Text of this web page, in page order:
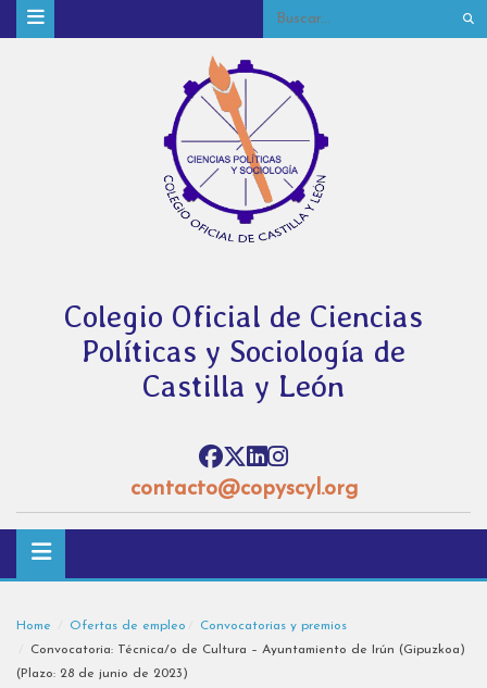
Colegio Oficial de Ciencias
Políticas y Sociología de
Castilla y León
contacto@copyscyl.org
Home Ofertas de empleo
Convocatorias y premios
Convocatoria: Técnica/o de Cultura – Ayuntamiento de Irún (Gipuzkoa)
(Plazo: 28 de junio de 2023)